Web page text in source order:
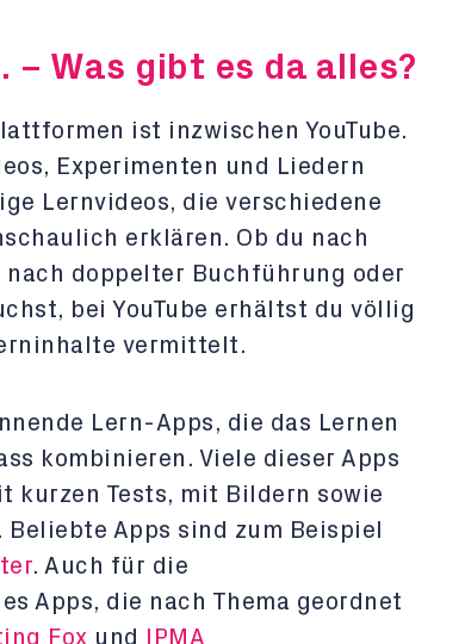
– Was gibt es da alles?
ist inzwischen YouTube.
Experimenten und Liedern
Lernvideos, die verschiedene
erklären. Ob du nach
nach doppelter Buchführung oder
bei YouTube erhältst du völlig
vermittelt.
Lern-Apps, die das Lernen
kombinieren. Viele dieser Apps
kurzen Tests, mit Bildern sowie
Apps sind zum Beispiel
. Auch für die
Apps, die nach Thema geordnet
Fox und IPMA